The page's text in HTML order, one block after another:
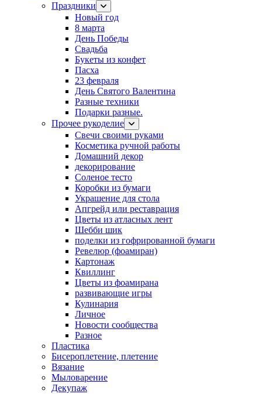
Праздники
Новый год
8 марта
День Победы
Свадьба
Букеты из конфет
Пасха
23 февраля
День Святого Валентина
Разные техники
Подарки разные.
Прочее рукоделие
Свечи своими руками
Косметика ручной работы
Домашний декор
декорирование
Соленое тесто
Коробки из бумаги
Украшение для стола
Апгрейд или реставрация
Цветы из атласных лент
Шебби шик
поделки из гофрированной бумаги
Ревелюр (фоамиран)
Картонаж
Квиллинг
Цветы из фоамирана
развивающие игры
Кулинария
Личное
Новости сообщества
Разное
Пластика
Бисероплетение, плетение
Вязание
Мыловарение
Декупаж